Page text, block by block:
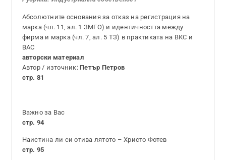
Абсолютните основания за отказ на регистрация на
марка (чл. 11, ал. 1 ЗМГО) и идентичността между
фирма и марка (чл. 7, ал. 5 ТЗ) в практиката на ВКС и
ВАС
авторски материал
Автор / източник:Петър Петров
стр. 81
Важно за Вас
стр. 94
Наистина ли си отива лятото – Христо Фотев
стр. 95